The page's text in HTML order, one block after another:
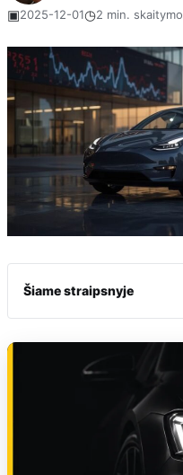
▣2025-12-01◷2 min. skaitymo
Šiame straipsnyje